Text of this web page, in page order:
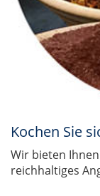
Kochen Sie
Wir bieten
reichhaltiges